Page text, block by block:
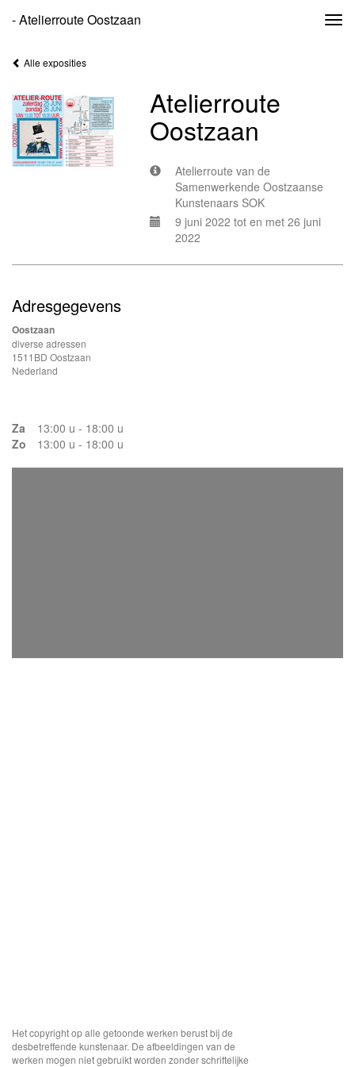
- Atelierroute Oostzaan
Alle exposities
Atelierroute
Oostzaan
Atelierroute van de
Samenwerkende Oostzaanse
Kunstenaars SOK
9 juni 2022 tot en met 26 juni
2022
Adresgegevens
Oostzaan
diverse adressen
1511BD Oostzaan
Nederland
Za
13:00 u - 18:00 u
Zo
13:00 u - 18:00 u
Het copyright op alle getoonde werken berust bij de
desbetreffende kunstenaar. De afbeeldingen van de
werken mogen niet gebruikt worden zonder schriftelijke